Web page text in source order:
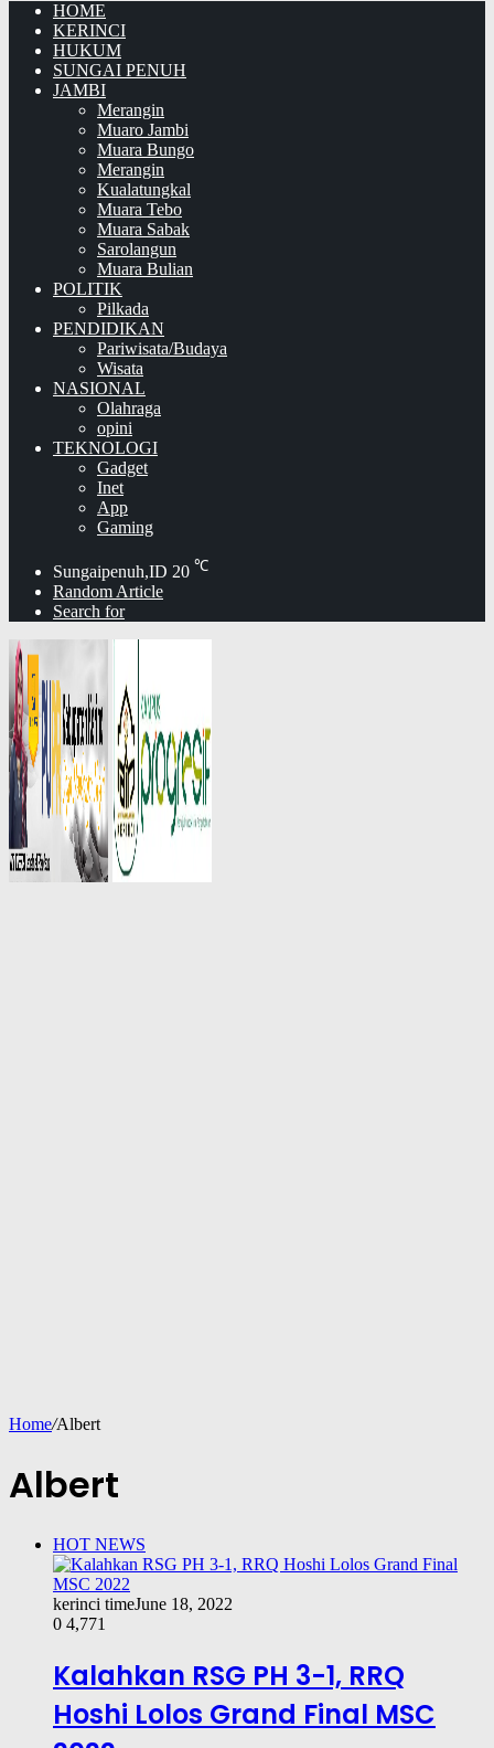
HOME
KERINCI
HUKUM
SUNGAI PENUH
JAMBI
Merangin
Muaro Jambi
Muara Bungo
Merangin
Kualatungkal
Muara Tebo
Muara Sabak
Sarolangun
Muara Bulian
POLITIK
Pilkada
PENDIDIKAN
Pariwisata/Budaya
Wisata
NASIONAL
Olahraga
opini
TEKNOLOGI
Gadget
Inet
App
Gaming
Sungaipenuh,ID 20 ℃
Random Article
Search for
Home/Albert
Albert
HOT NEWS
kerinci timeJune 18, 2022
0 4,771
Kalahkan RSG PH 3-1, RRQ
Hoshi Lolos Grand Final MSC